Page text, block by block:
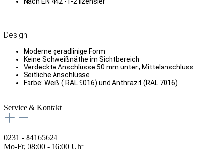
Design:
Moderne geradlinige Form
Keine Schweißnäthe im Sichtbereich
Verdeckte Anschlüsse 50 mm unten, Mittelanschluss
Seitliche Anschlüsse
Farbe: Weiß ( RAL 9016) und Anthrazit (RAL 7016)
Service & Kontakt
0231 - 84165624
Mo-Fr, 08:00 - 16:00 Uhr